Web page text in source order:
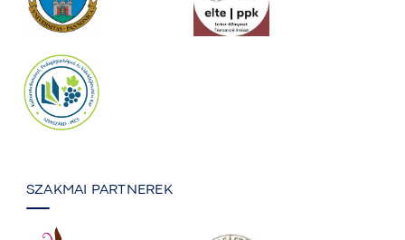
SZAKMAI PARTNEREK